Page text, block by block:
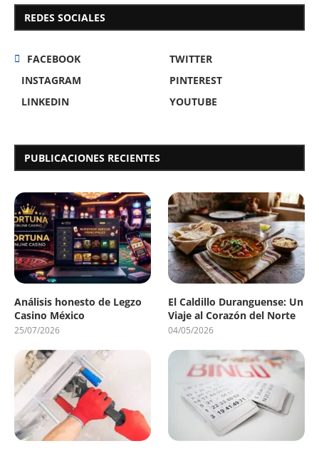
REDES SOCIALES
FACEBOOK
TWITTER
INSTAGRAM
PINTEREST
LINKEDIN
YOUTUBE
PUBLICACIONES RECIENTES
Análisis honesto de Legzo
Casino México
25/07/2026
El Caldillo Duranguense: Un
Viaje al Corazón del Norte
04/05/2026